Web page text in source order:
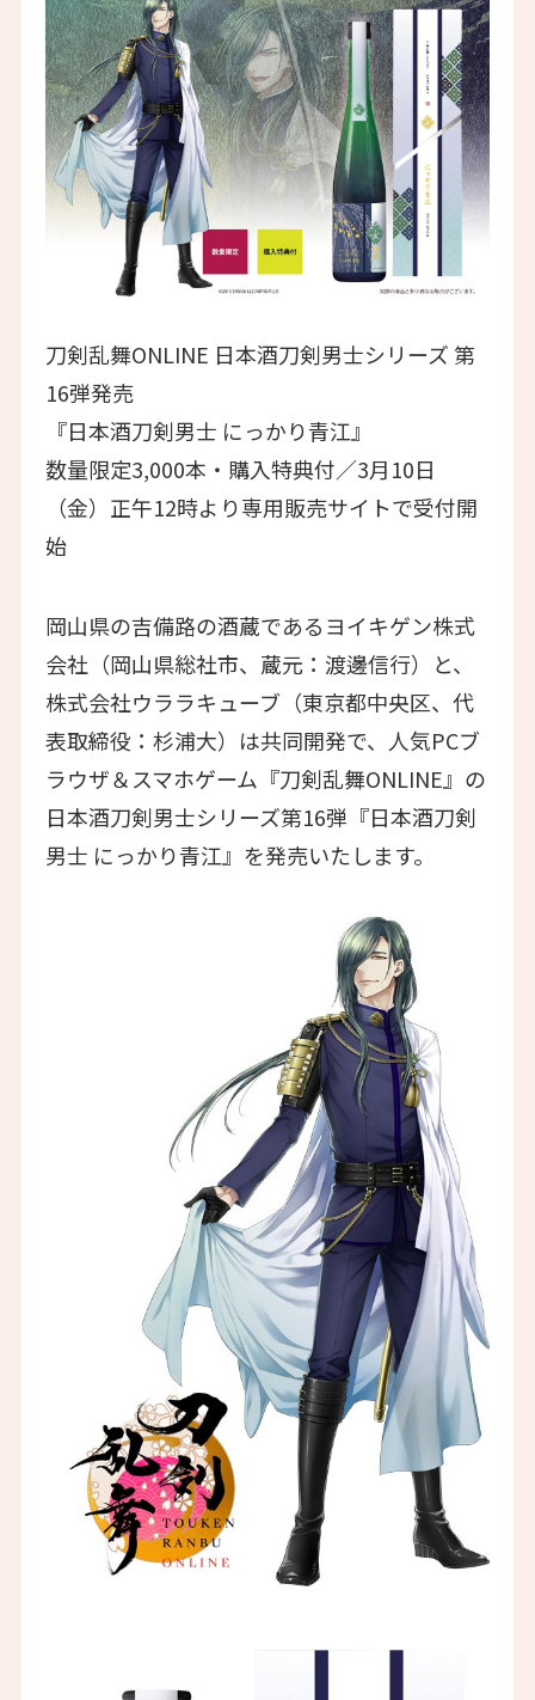
刀剣乱舞ONLINE 日本酒刀剣男士シリーズ 第
16弾発売
『日本酒刀剣男士 にっかり青江』
数量限定3,000本・購入特典付／3月10日
（金）正午12時より専用販売サイトで受付開
始
岡山県の吉備路の酒蔵であるヨイキゲン株式
会社（岡山県総社市、蔵元：渡邊信行）と、
株式会社ウララキューブ（東京都中央区、代
表取締役：杉浦大）は共同開発で、人気PCブ
ラウザ＆スマホゲーム『刀剣乱舞ONLINE』の
日本酒刀剣男士シリーズ第16弾『日本酒刀剣
男士 にっかり青江』を発売いたします。